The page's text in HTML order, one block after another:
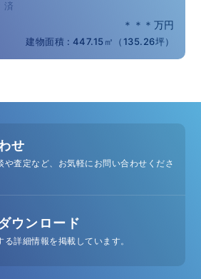
済
＊＊＊万円
建物面積 : 447.15㎡（135.26坪）
せ
や査定など、お気軽にお問い合わせくださ
ウンロード
る詳細情報を掲載しています。